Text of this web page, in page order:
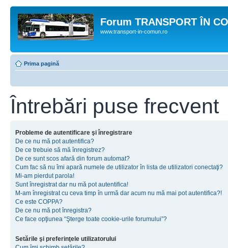
Forum TRANSPORT ÎN
www.transport-in-comun.ro
Prima pagină
Întrebări puse frecvent
Probleme de autentificare şi înregistrare
De ce nu mă pot autentifica?
De ce trebuie să mă înregistrez?
De ce sunt scos afară din forum automat?
Cum fac să nu îmi apară numele de utilizator în lista de utilizatori conectaţi?
Mi-am pierdut parola!
Sunt înregistrat dar nu mă pot autentifica!
M-am înregistrat cu ceva timp în urmă dar acum nu mă mai pot autentifica?!
Ce este COPPA?
De ce nu mă pot înregistra?
Ce face opţiunea “Şterge toate cookie-urile forumului”?
Setările şi preferinţele utilizatorului